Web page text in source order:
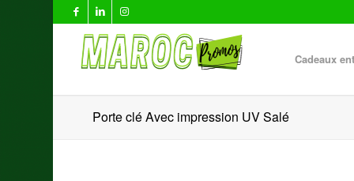
Cadeaux
Porte clé Avec impression UV Salé